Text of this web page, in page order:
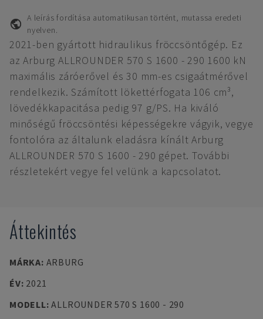
A leírás fordítása automatikusan történt, mutassa eredeti
nyelven.
2021-ben gyártott hidraulikus fröccsöntőgép. Ez
az Arburg ALLROUNDER 570 S 1600 - 290 1600 kN
maximális záróerővel és 30 mm-es csigaátmérővel
rendelkezik. Számított lökettérfogata 106 cm³,
lövedékkapacitása pedig 97 g/PS. Ha kiváló
minőségű fröccsöntési képességekre vágyik, vegye
fontolóra az általunk eladásra kínált Arburg
ALLROUNDER 570 S 1600 - 290 gépet. További
részletekért vegye fel velünk a kapcsolatot.
Áttekintés
MÁRKA: ARBURG
ÉV: 2021
MODELL:ALLROUNDER 570 S 1600 - 290